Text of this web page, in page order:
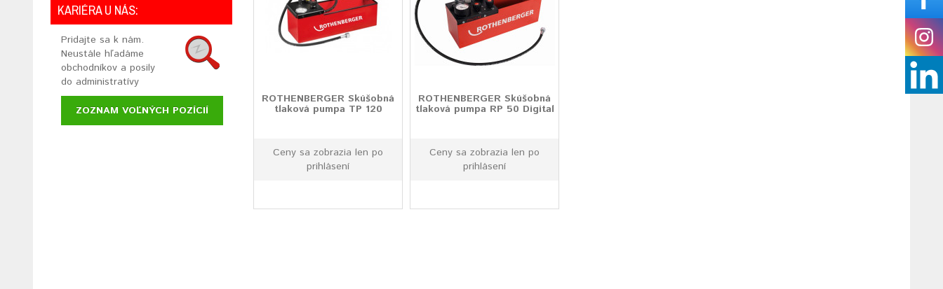
KARIÉRA U NÁS:
Pridajte sa k nám.
Neustále hľadáme
obchodníkov a posily
do administratívy
ZOZNAM VOĽNÝCH POZÍCIÍ
ROTHENBERGER Skúšobná
tlaková pumpa TP 120
Ceny sa zobrazia len po
prihlásení
ROTHENBERGER Skúšobná
tlaková pumpa RP 50 Digital
Ceny sa zobrazia len po
prihlásení